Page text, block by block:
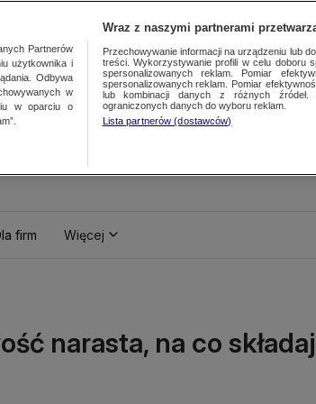
firm Więcej
narasta, na co
Partnerów
użytkownika i
Odbywa
w
w oparciu o
Wraz z naszymi partnerami
Przechowywanie informacji na urządzeniu lub
treści. Wykorzystywanie profili w celu doboru
spersonalizowanych reklam. Pomiar
spersonalizowanych reklam. Pomiar
lub kombinacji danych z różnych źródeł.
ograniczonych danych do wyboru reklam.
Lista partnerów (dostawców)